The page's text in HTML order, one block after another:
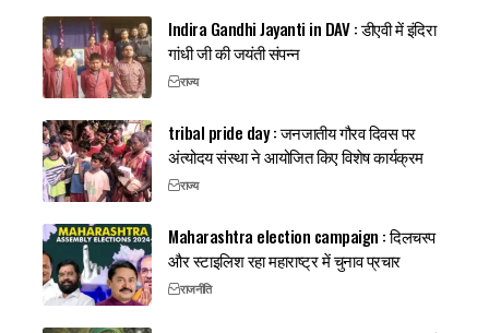
Indira Gandhi Jayanti in DAV : डीएवी में इंदिरा
गांधी जी की जयंती संपन्न
राज्य
tribal pride day : जनजातीय गौरव दिवस पर
अंत्योदय संस्था ने आयोजित किए विशेष कार्यक्रम
राज्य
Maharashtra election campaign : दिलचस्प
और स्टाइलिश रहा महाराष्ट्र में चुनाव प्रचार
राजनीति